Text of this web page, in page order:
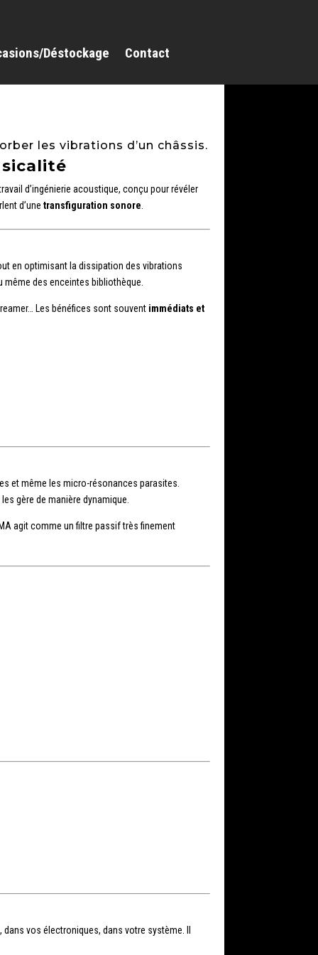
Déstockage Contact
les vibrations d’un châssis.
d’ingénierie acoustique, conçu pour révéler
d’une transfiguration sonore.
en optimisant la dissipation des vibrations
des enceintes bibliothèque.
Les bénéfices sont souvent immédiats et
et même les micro-résonances parasites.
gère de manière dynamique.
agit comme un filtre passif très finement
vos électroniques, dans votre système. Il